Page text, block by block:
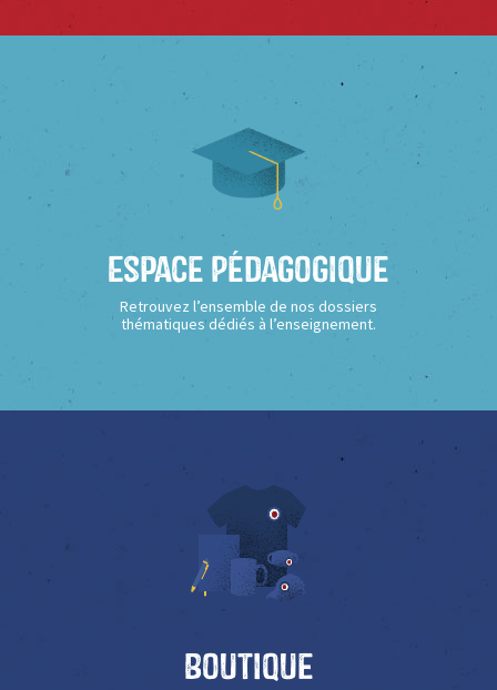
Espace Pédagogique
Retrouvez l’ensemble de nos dossiers
thématiques dédiés à l’enseignement.
Boutique